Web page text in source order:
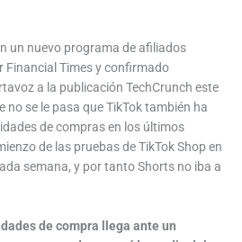
un nuevo programa de afiliados
Financial Times y confirmado
a la publicación TechCrunch este
no se le pasa que TikTok también ha
de compras en los últimos
de las pruebas de TikTok Shop en
semana, y por tanto Shorts no iba a
de compra llega ante un